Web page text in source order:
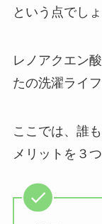
という点でしょ
レノアクエン
たの洗濯ライ
ここでは、誰
メリットを３